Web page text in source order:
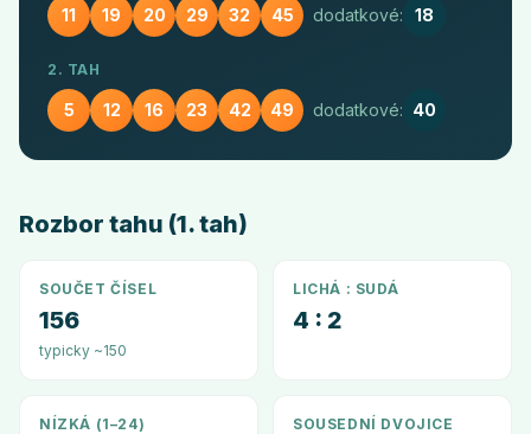
11 19 20 29 32 45 dodatkové: 18
2. TAH
5 12 16 23 42 49 dodatkové: 40
Rozbor tahu (1. tah)
SOUČET ČÍSEL
156
typicky ~150
LICHÁ : SUDÁ
4 : 2
NÍZKÁ (1–24) SOUSEDNÍ DVOJICE